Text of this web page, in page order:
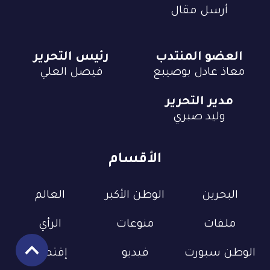
أرسل مقال
الأقسام
البحرين الوطن الأكبر العالم
ملفات منوعات الرأي
الوطن سبورت فيديو إقتصاد
العضو المنتدب
معاذ عادل بوصيبع
رئيس التحرير
فيصل العلي
مدير التحرير
وليد صبري